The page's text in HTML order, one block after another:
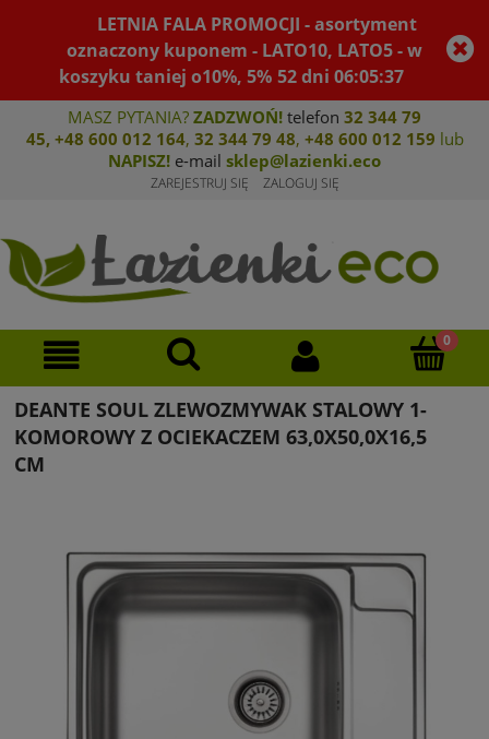
LETNIA FALA PROMOCJI - asortyment
oznaczony kuponem - LATO10, LATO5 - w
koszyku taniej o10%, 5% 52dni06:05:37
MASZ PYTANIA? ZADZWOŃ! telefon 32 344 79
45, +48 600 012 164, 32 344 79 48, +48 600 012 159 lub
NAPISZ! e-mail sklep@lazienki.eco
ZAREJESTRUJ SIĘ ZALOGUJ SIĘ
DEANTE SOUL ZLEWOZMYWAK STALOWY 1-
KOMOROWY Z OCIEKACZEM 63,0X50,0X16,5
CM